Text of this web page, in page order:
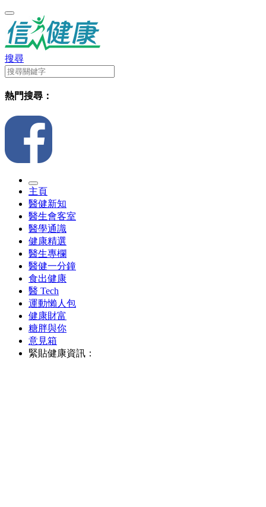
搜尋
熱門搜尋：
主頁
醫健新知
醫生會客室
醫學通識
健康精選
醫生專欄
醫健一分鐘
食出健康
醫 Tech
運動懶人包
健康財富
糖胖與你
意見箱
緊貼健康資訊：